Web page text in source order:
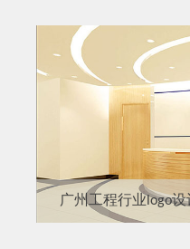
广州工程行业logo